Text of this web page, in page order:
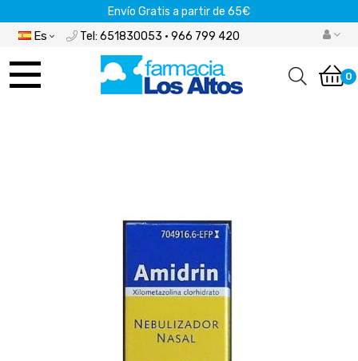
Envío Gratis a partir de 65€
Es Tel: 651830053 · 966 799 420
Navegación 0